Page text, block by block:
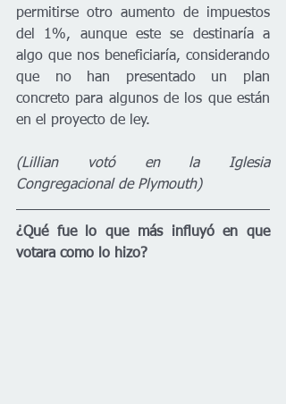
permitirse otro aumento de impuestos
del 1%, aunque este se destinaría a
algo que nos beneficiaría, considerando
que no han presentado un plan
concreto para algunos de los que están
en el proyecto de ley.
(Lillian votó en la Iglesia
Congregacional de Plymouth)
¿Qué fue lo que más influyó en que
votara como lo hizo?